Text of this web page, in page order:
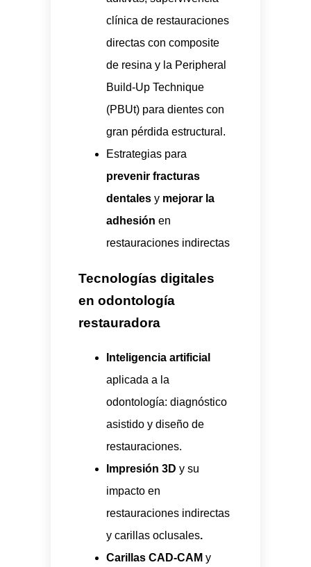
clínica de restauraciones
directas con composite
de resina y la Peripheral
Build-Up Technique
(PBUt) para dientes con
gran pérdida estructural.
Estrategias para
prevenir fracturas
dentalesy mejorar la
adhesión en
restauraciones indirectas
Tecnologías digitales
en odontología
restauradora
Inteligencia artificial
aplicada a la
odontología: diagnóstico
asistido y diseño de
restauraciones.
Impresión 3D y su
impacto en
restauraciones indirectas
y carillas oclusales.
Carillas CAD-CAM y